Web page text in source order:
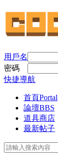
用戶名
密碼
快捷導航
首頁Portal
論壇BBS
道具商店
最新帖子